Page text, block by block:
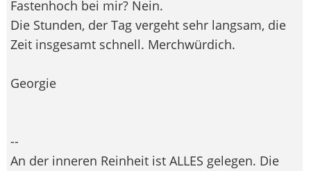
Fastenhoch bei mir? Nein.
Die Stunden, der Tag vergeht sehr langsam, die
Zeit insgesamt schnell. Merchwürdich.
Georgie
--
An der inneren Reinheit ist ALLES gelegen. Die